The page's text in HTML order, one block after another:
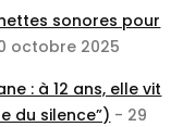
sonores pour
octobre 2025
: à 12 ans, elle vit
du silence”) - 29